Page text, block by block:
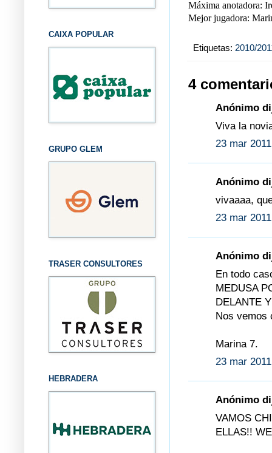
Máxima anotadora:
Mejor jugadora:
Etiquetas: 2010/
4
Anónimo
Viva la
23 mar
Anónimo
vivaaaa,
23 mar
Anónimo
En todo
MEDUSA
DELANTE
Nos vemos
Marina 7.
23 mar
Anónimo
VAMOS
ELLAS!!
CAIXA POPULAR
GRUPO GLEM
TRASER CONSULTORES
HEBRADERA